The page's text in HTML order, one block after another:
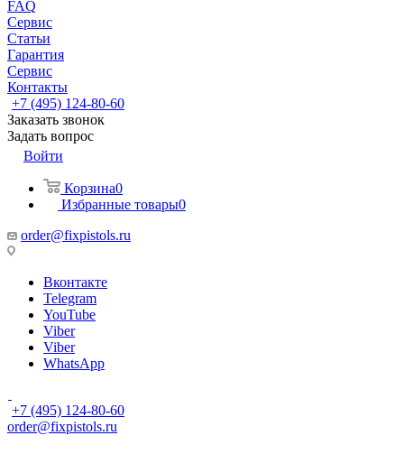
FAQ
Сервис
Статьи
Гарантия
Сервис
Контакты
+7 (495) 124-80-60
Заказать звонок
Задать вопрос
Войти
Корзина0
Избранные товары0
order@fixpistols.ru
Вконтакте
Telegram
YouTube
Viber
Viber
WhatsApp
+7 (495) 124-80-60
order@fixpistols.ru